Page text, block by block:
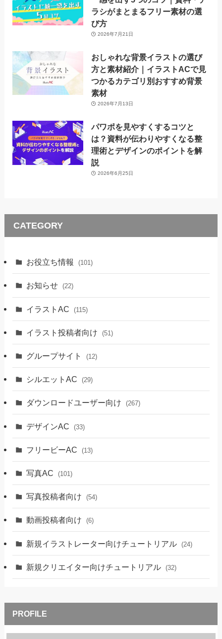
ラシがまとまるフリー素材の選
び方
2026年7月21日
おしゃれな背景イラストの選び
方と素材紹介｜イラストACで見
つかるカテゴリ別おすすめ背景
素材
2026年7月13日
パワポを見やすくするコツと
は？資料が伝わりやすくなる整
理術とデザインのポイントを解
説
2026年6月25日
CATEGORY
お役立ち情報 (101)
お知らせ (22)
イラストAC (115)
イラスト投稿者向け (51)
グループサイト (12)
シルエットAC (29)
ダウンロードユーザー向け (267)
デザインAC (33)
フリービーAC (13)
写真AC (101)
写真投稿者向け (54)
動画投稿者向け (6)
新規イラストレーター向けチュートリアル (24)
新規クリエイター向けチュートリアル (32)